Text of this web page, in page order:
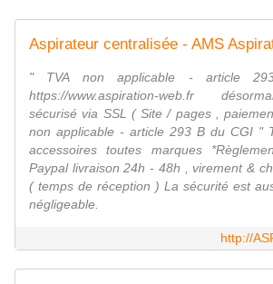
Aspirateur centralisée - AMS
" TVA non applicable - article
https://www.aspiration-web.fr
sécurisé via SSL ( Site / pages ,
non applicable - article 293 B du CGI "
accessoires toutes marques
Paypal livraison 24h - 48h , virement &
( temps de réception ) La sécurité est
négligeable.
http://